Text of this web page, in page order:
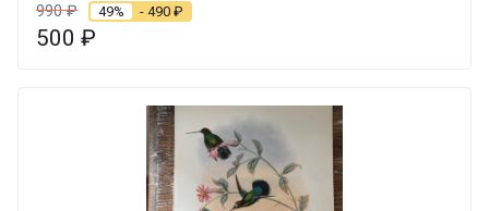
990₽ 49% - 490 ₽
500 ₽